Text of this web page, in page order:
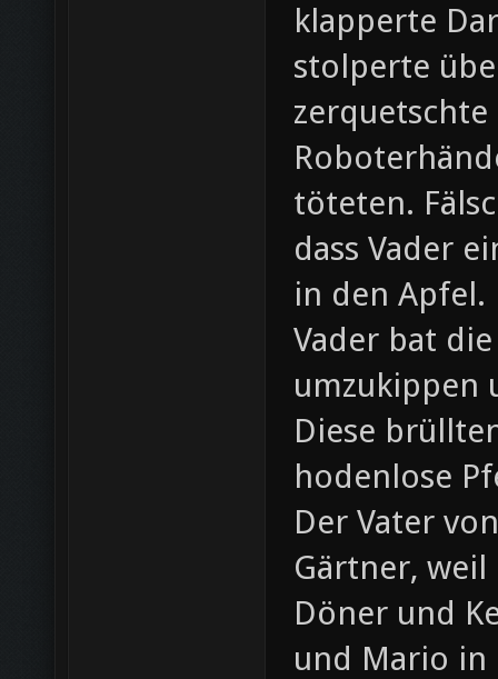
klapperte
stolperte
töteten.
dass Vader
in den Apfel.
Vader bat
umzukippen
Diese
hodenlose
Der Vater
Gärtner, weil
Döner und
und Mario in